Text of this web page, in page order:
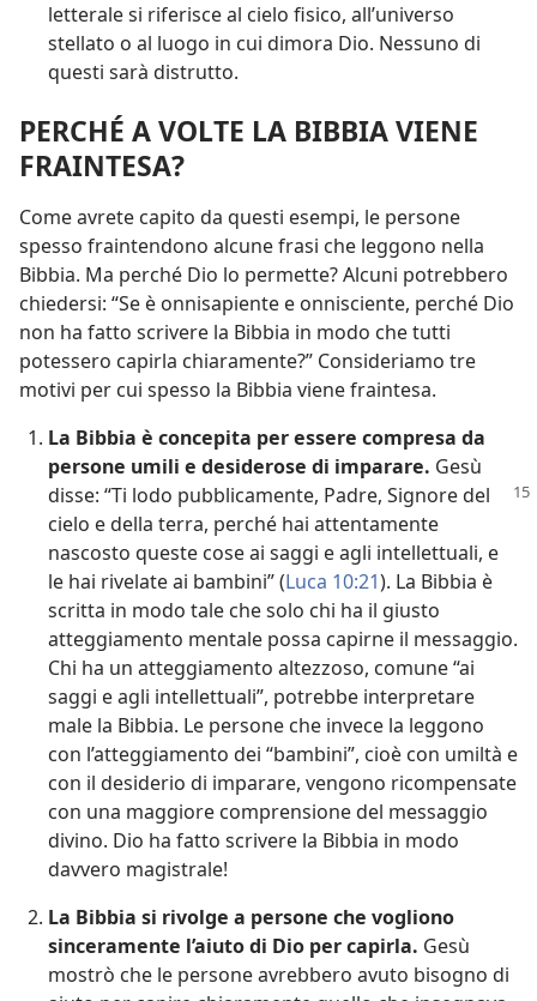
letterale si riferisce al cielo fisico, all’universo
stellato o al luogo in cui dimora Dio. Nessuno di
questi sarà distrutto.
PERCHÉ A VOLTE LA BIBBIA VIENE
FRAINTESA?
Come avrete capito da questi esempi, le persone
spesso fraintendono alcune frasi che leggono nella
Bibbia. Ma perché Dio lo permette? Alcuni potrebbero
chiedersi: “Se è onnisapiente e onnisciente, perché Dio
non ha fatto scrivere la Bibbia in modo che tutti
potessero capirla chiaramente?” Consideriamo tre
motivi per cui spesso la Bibbia viene fraintesa.
La Bibbia è concepita per essere compresa da
persone umili e desiderose di imparare. Gesù
disse: “Ti lodo pubblicamente, Padre, Signoredel
cielo e della terra, perché hai attentamente
nascosto queste cose ai saggi e agli intellettuali, e
le hai rivelate ai bambini” (Luca 10:21). La Bibbia è
scritta in modo tale che solo chi ha il giusto
atteggiamento mentale possa capirne il messaggio.
Chi ha un atteggiamento altezzoso, comune “ai
saggi e agli intellettuali”, potrebbe interpretare
male la Bibbia. Le persone che invece la leggono
con l’atteggiamento dei “bambini”, cioè con umiltà e
con il desiderio di imparare, vengono ricompensate
con una maggiore comprensione del messaggio
divino. Dio ha fatto scrivere la Bibbia in modo
davvero magistrale!
La Bibbia si rivolge a persone che vogliono
sinceramente l’aiuto di Dio per capirla. Gesù
mostrò che le persone avrebbero avuto bisogno di